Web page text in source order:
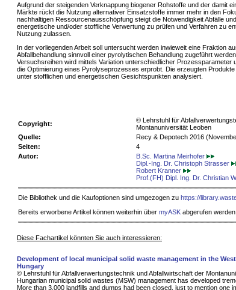
Aufgrund der steigenden Verknappung biogener Rohstoffe und der damit
Märkte rückt die Nutzung alternativer Einsatzstoffe immer mehr in den
nachhaltigen Ressourcenausschöpfung steigt die Notwendigkeit Abfälle
energetische und/oder stoffliche Verwertung zu prüfen und Verfahren zu
Nutzung zulassen.
In der vorliegenden Arbeit soll untersucht werden inwieweit eine Fraktion
Abfallbehandlung sinnvoll einer pyrolytischen Behandlung zugeführt
Versuchsreihen wird mittels Variation unterschiedlicher Prozessparameter
die Optimierung eines Pyrolyseprozesses erprobt. Die erzeugten
unter stofflichen und energetischen Gesichtspunkten analysiert.
Copyright:
© Lehrstuhl für
Montanuniversität Leoben
Quelle:
Recy & Depotech 2016
Seiten:
4
Autor:
B.Sc. Martina Meirhofer
Dipl.-Ing. Dr. Christoph Strasser
Robert Kranner
Prof.(FH) Dipl. Ing. Dr. Christian
Die Bibliothek und die Kaufoptionen sind umgezogen zu https://
Bereits erworbene Artikel können weiterhin über myASK abgerufen werden.
Diese Fachartikel könnten Sie auch interessieren:
Development of local municipal solid waste management in the
Hungary
© Lehrstuhl für Abfallverwertungstechnik und Abfallwirtschaft der
Hungarian municipal solid wastes (MSW) management has developed
More than 3,000 landfills and dumps had been closed, just to mention one